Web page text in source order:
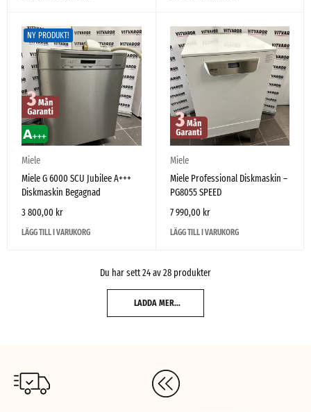
NY PRODUKT!
Miele
Miele G 6000 SCU Jubilee A+++
Diskmaskin Begagnad
3 800,00 kr
LÄGG TILL I VARUKORG
Miele
Miele Professional Diskmaskin –
PG8055 SPEED
7 990,00 kr
LÄGG TILL I VARUKORG
Du har sett 24 av 28 produkter
LADDA MER...